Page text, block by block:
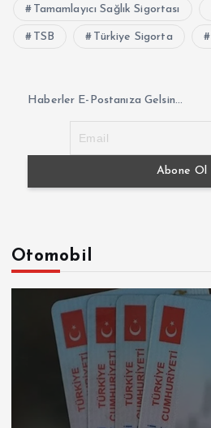
Tamamlayıcı Sağlık Sigortası
TSB Türkiye Sigorta
Haberler E-Postanıza Gelsin...
Otomobil